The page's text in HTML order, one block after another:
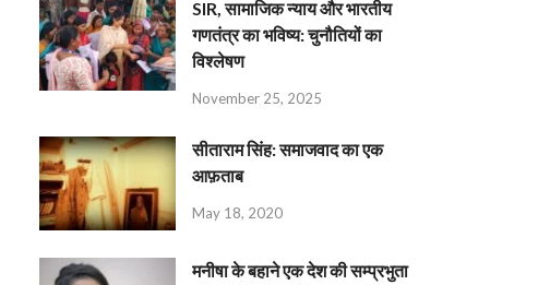
SIR, सामाजिक न्याय और भारतीय
गणतंत्र का भविष्य: चुनौतियों का
विश्लेषण
November 25, 2025
सीताराम सिंह: समाजवाद का एक
आफ़ताब
May 18, 2020
मनीषा के बहाने एक देश की सम्प्रभुता